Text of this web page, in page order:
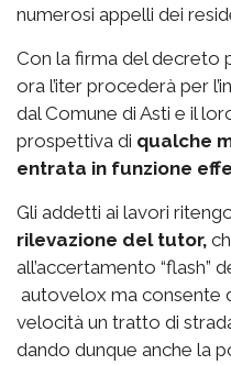
numerosi appelli dei
Con la firma del decreto
ora l’iter procederà per
dal Comune di Asti e il
prospettiva di qualche
entrata in funzione
Gli addetti ai lavori
rilevazione del tutor,
all’accertamento “flash”
autovelox ma consente
velocità un tratto di
dando dunque anche la